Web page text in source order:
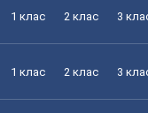
1 клас 2 клас 3
1 клас 2 клас 3